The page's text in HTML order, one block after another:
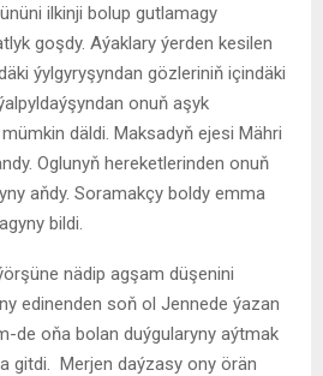
ilkinji bolup gutlamagy
goşdy. Aýaklary ýerden kesilen
ýylgyryşyndan gözleriniň içindäki
onuň aşyk
däldi. Maksadyň ejesi Mähri
Oglunyň hereketlerinden onuň
aňdy. Soramakçy boldy emma
bildi.
nädip agşam düşenini
edinenden soň ol Jennede ýazan
de oňa bolan duýgularyny aýtmak
gitdi. Merjen daýzasy ony örän